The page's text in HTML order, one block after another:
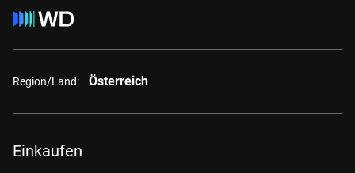
Region/Land: Österreich
Einkaufen